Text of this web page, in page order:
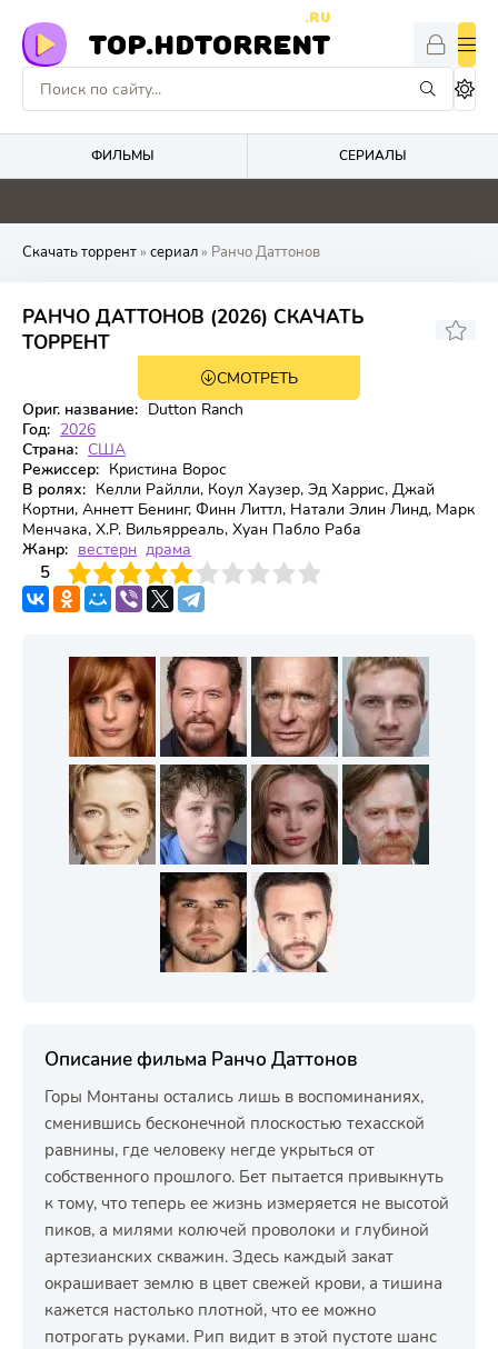
TOP.HDTORRENT
.RU
ФИЛЬМЫ СЕРИАЛЫ
5 0 0 0
Скачать торрент» сериал» Ранчо Даттонов
РАНЧО ДАТТОНОВ (2026) СКАЧАТЬ
ТОРРЕНТ
1 сезон 5 серия
8.574
СМОТРЕТЬ
Ориг. название: Dutton Ranch
Год: 2026
Страна: США
Режиссер: Кристина Ворос
В ролях: Келли Райлли, Коул Хаузер, Эд Харрис, Джай
Кортни, Аннетт Бенинг, Финн Литтл, Натали Элин Линд, Марк
Менчака, Х.Р. Вильярреаль, Хуан Пабло Раба
Жанр: вестерн драма
5
4 6 7 8 9 10
Описание фильма Ранчо Даттонов
Горы Монтаны остались лишь в воспоминаниях,
сменившись бесконечной плоскостью техасской
равнины, где человеку негде укрыться от
собственного прошлого. Бет пытается привыкнуть
к тому, что теперь ее жизнь измеряется не высотой
пиков, а милями колючей проволоки и глубиной
артезианских скважин. Здесь каждый закат
окрашивает землю в цвет свежей крови, а тишина
кажется настолько плотной, что ее можно
потрогать руками. Рип видит в этой пустоте шанс